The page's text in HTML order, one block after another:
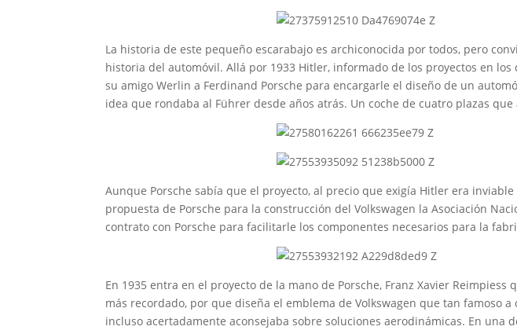
La historia de este pequeño escarabajo es archiconocida por todos, pero
historia del automóvil. Allá por 1933 Hitler, informado de los proyectos en
su amigo Werlin a Ferdinand Porsche para encargarle el diseño de un
idea que rondaba al Führer desde años atrás. Un coche de cuatro plazas
Aunque Porsche sabía que el proyecto, al precio que exigía Hitler era
propuesta de Porsche para la construcción del Volkswagen la Asociación
contrato con Porsche para facilitarle los componentes necesarios para la
En 1935 entra en el proyecto de la mano de Porsche, Franz Xavier
más recordado, por que diseña el emblema de Volkswagen que tan famoso
incluso acertadamente aconsejaba sobre soluciones aerodinámicas. En una